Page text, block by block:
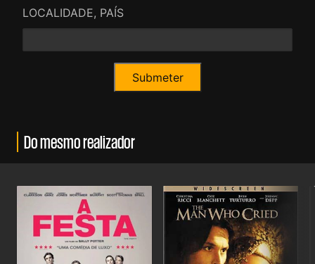
LOCALIDADE, PAÍS
Do mesmo realizador